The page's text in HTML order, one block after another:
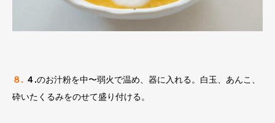
８. ４.のお汁粉を中〜弱火で温め、器に入れる。白玉、あんこ、
砕いたくるみをのせて盛り付ける。